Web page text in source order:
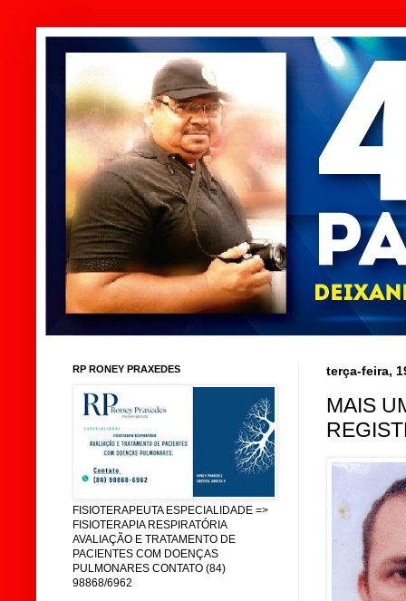
terça-feira,
MAIS
RP RONEY PRAXEDES
FISIOTERAPEUTA ESPECIALIDADE =>
FISIOTERAPIA RESPIRATÓRIA
AVALIAÇÃO E TRATAMENTO DE
PACIENTES COM DOENÇAS
PULMONARES CONTATO (84)
98868/6962